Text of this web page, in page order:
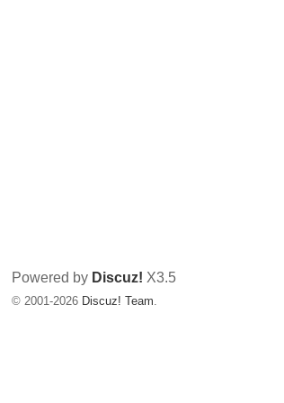
Powered by Discuz! X3.5
© 2001-2026 Discuz! Team.